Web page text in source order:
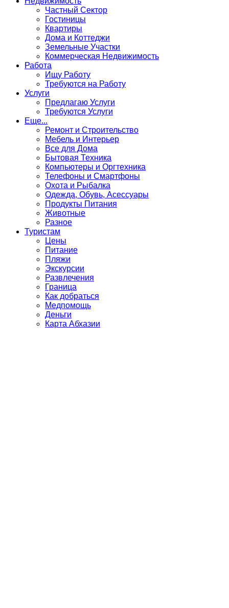
Частный Сектор
Гостиницы
Квартиры
Дома и Коттеджи
Земельные Участки
Коммерческая Недвижимость
Работа
Ищу Работу
Требуются на Работу
Услуги
Предлагаю Услуги
Требуются Услуги
Еще...
Ремонт и Строительство
Мебель и Интерьер
Все для Дома
Бытовая Техника
Компьютеры и Оргтехника
Телефоны и Смартфоны
Охота и Рыбалка
Одежда, Обувь, Асессуары
Продукты Питания
Животные
Разное
Туристам
Цены
Питание
Пляжи
Экскурсии
Развлечения
Граница
Как добраться
Медпомощь
Деньги
Карта Абхазии